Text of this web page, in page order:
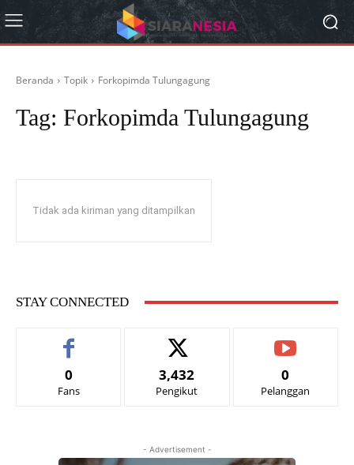
Beranda Topik Forkopimda Tulungagung
Tag: Forkopimda Tulungagung
Tidak ada kiriman yang ditampilkan
STAY CONNECTED
0
Fans
3,432
Pengikut
0
Pelanggan
- Advertisement -